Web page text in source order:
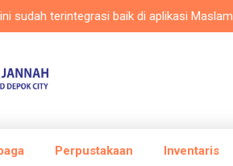
terintegrasi baik di aplikasi Maslam,
Perpustakaan Inventaris